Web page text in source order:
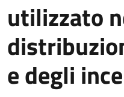
utilizzato
e degli